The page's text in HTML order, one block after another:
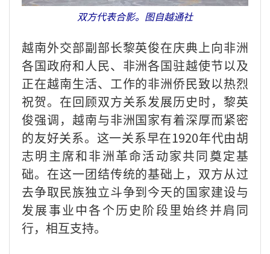
双方代表合影。图自越通社
越南外交部副部长黎英俊在庆典上向非洲
各国政府和人民、非洲各国驻越使节以及
正在越南生活、工作的非洲侨民致以热烈
祝贺。在回顾双方关系发展历史时，黎英
俊强调，越南与非洲国家有着深厚而紧密
的友好关系。这一关系早在1920年代由胡
志明主席和非洲革命活动家共同奠定基
础。在这一团结传统的基础上，双方从过
去争取民族独立斗争到今天的国家建设与
发展事业中各个历史阶段里始终并肩同
行，相互支持。